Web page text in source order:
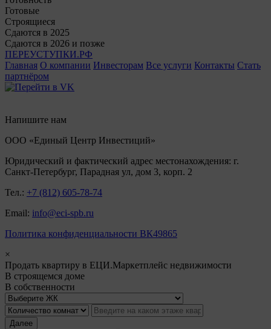
Готовые
Строящиеся
Сдаются в 2025
Сдаются в 2026 и позже
ПЕРЕУСТУПКИ.РФ
Главная О компании Инвесторам Все услуги Контакты Стать
партнёром
Напишите нам
ООО «Единый Центр Инвестиций»
Юридический и фактический адрес местонахождения: г.
Санкт-Петербург, Парадная ул, дом 3, корп. 2
Тел.: +7 (812) 605-78-74
Email: info@eci-spb.ru
Политика конфиденциальности ВК49865
×
Продать квартиру в ЕЦИ.Маркетплейс недвижимости
В строящемся доме
В собственности
Далее